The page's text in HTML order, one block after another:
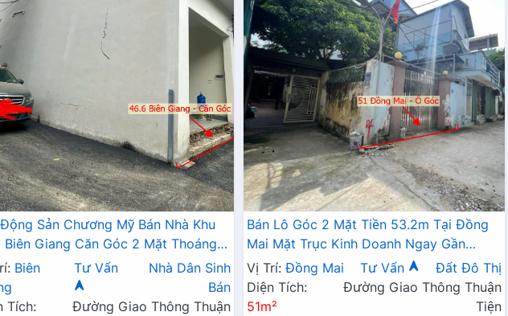
Sản Chương Mỹ Bán Nhà Khu
Giang Căn Góc 2 Mặt Thoáng Ô
Tận Cửa Gần Trục Chính Kinh
Biên
Tư Vấn
Nhà Dân Sinh
Bán
Tích:
Đường Giao Thông Thuận
Bán Lô Góc 2 Mặt Tiền 53.2m Tại Đồng
Mai Mặt Trục Kinh Doanh Ngay Gần
QL6A Đang Triển Khai Mở Rộng
Vị Trí: Đồng Mai Tư Vấn
Đất Đô Thị
Diện Tích:
51m²
Đường Giao Thông Thuận
Tiện